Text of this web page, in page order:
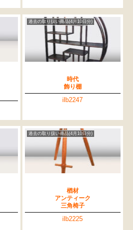
過去の取り扱い商品(4月10日分)
時代
飾り棚
ilb2247
過去の取り扱い商品(4月10日分)
楢材
アンティーク
三角椅子
ilb2225